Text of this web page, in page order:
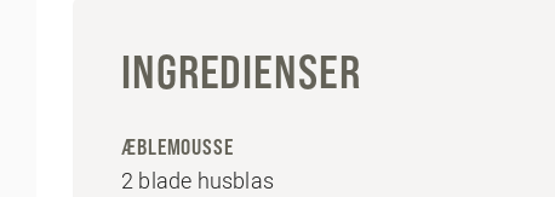
INGREDIENSER
ÆBLEMOUSSE
2 blade husblas